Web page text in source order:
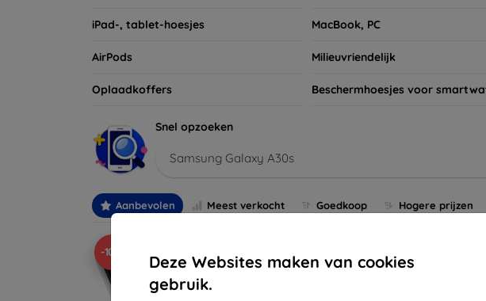
Deze Websites maken van cookies
gebruik.
iPad-, tablet-hoesjes MacBook, PC
AirPods Milieuvriendelijk
Oplaadkoffers Beschermhoesjes voor
Snel opzoeken
Samsung Galaxy A30s
Aanbevolen Meest verkocht Goedkoop Hogere prijzen
-10%